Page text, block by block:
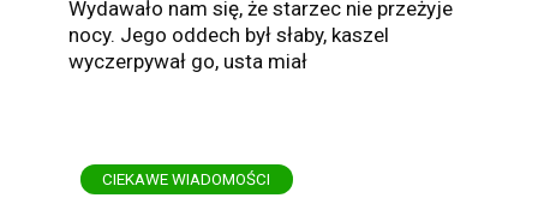
Wydawało nam się, że starzec nie przeżyje
nocy. Jego oddech był słaby, kaszel
wyczerpywał go, usta miał
CIEKAWE WIADOMOŚCI